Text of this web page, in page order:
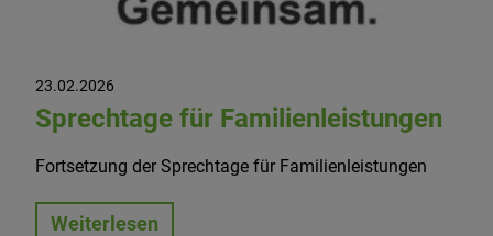
23.02.2026
Sprechtage für Familienleistungen
Fortsetzung der Sprechtage für Familienleistungen
Weiterlesen